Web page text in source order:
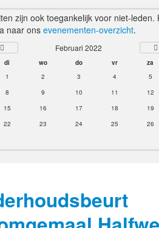
zijn ook toegankelijk voor niet-leden.
naar onsevenementen-overzicht.
Februari 2022
di wo do vr za
1
2 3 4 5
8 9 10 11 12
15 16 17 18 19
22 23 24 25 26